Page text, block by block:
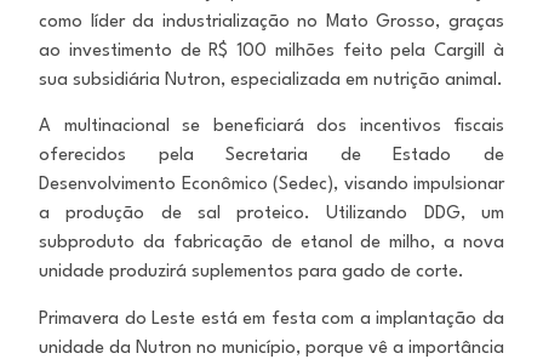
como líder da industrialização no Mato Grosso, graças
ao investimento de R$ 100 milhões feito pela Cargill à
sua subsidiária Nutron, especializada em nutrição animal.
A multinacional se beneficiará dos incentivos fiscais
oferecidos pela Secretaria de Estado de
Desenvolvimento Econômico (Sedec), visando impulsionar
a produção de sal proteico. Utilizando DDG, um
subproduto da fabricação de etanol de milho, a nova
unidade produzirá suplementos para gado de corte.
Primavera do Leste está em festa com a implantação da
unidade da Nutron no município, porque vê a importância